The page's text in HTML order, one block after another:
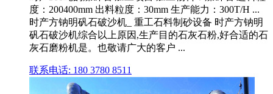
度：200400mm 出料粒度：30mm 生产能力：300T/H ...
时产方钠明矾石破沙机_ 重工石料制砂设备 时产方钠明
矾石破沙机综合以上原因,生产目的石灰石粉,好合适的石
灰石磨粉机是。也敬请广大的客户 ...
联系电话: 180 3780 8511